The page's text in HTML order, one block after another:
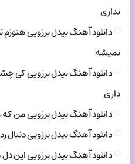
نداری
دانلود آهنگ بیدل برزویی
نمیشه
دانلود آهنگ بیدل برزویی کی
داری
دانلود آهنگ بیدل برزویی من
دانلود آهنگ بیدل برزویی دنبال
دانلود آهنگ بیدل برزویی این